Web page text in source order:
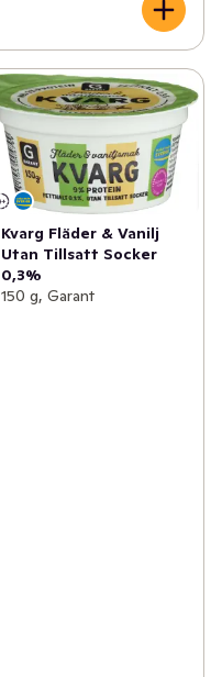
Kvarg Fläder & Vanilj
Utan Tillsatt Socker
0,3%
150 g, Garant